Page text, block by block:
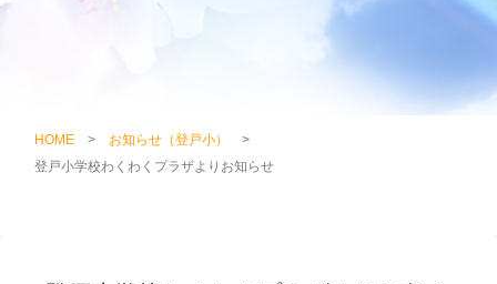
HOME > お知らせ（登戸小）
>
登戸小学校わくわくプラザよりお知らせ